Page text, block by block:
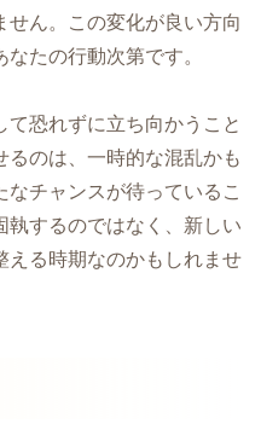
せん。この変化が良い方向
たの行動次第です。
て恐れずに立ち向かうこと
るのは、一時的な混乱かも
なチャンスが待っているこ
執するのではなく、新しい
える時期なのかもしれませ